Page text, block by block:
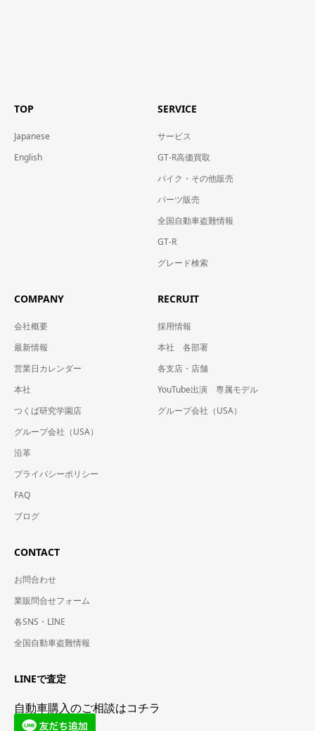
TOP
Japanese
English
SERVICE
サービス
GT-R高価買取
バイク・その他販売
パーツ販売
全国自動車盗難情報
GT-R
グレード検索
COMPANY
会社概要
最新情報
営業日カレンダー
本社
つくば研究学園店
グループ会社（USA）
沿革
プライバシーポリシー
FAQ
ブログ
RECRUIT
採用情報
本社 各部署
各支店・店舗
YouTube出演 専属モデル
グループ会社（USA）
CONTACT
お問合わせ
業販問合せフォーム
各SNS・LINE
全国自動車盗難情報
LINEで査定
自動車購入のご相談はコチラ